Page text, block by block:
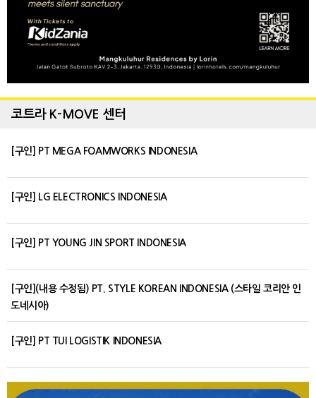
코트라 K-MOVE 센터
[구인] PT MEGA FOAMWORKS INDONESIA
[구인] LG ELECTRONICS INDONESIA
[구인] PT YOUNG JIN SPORT INDONESIA
[구인](내용 수정됨) PT. STYLE KOREAN INDONESIA (스타일 코리안 인
도네시아)
[구인] PT TUI LOGISTIK INDONESIA